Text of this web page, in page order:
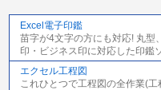
Excel電子印鑑
苗字が4文字の方にも対応! 丸型
印・ビジネス印に対応した印鑑
エクセル工程図
これひとつで工程図の全作業(